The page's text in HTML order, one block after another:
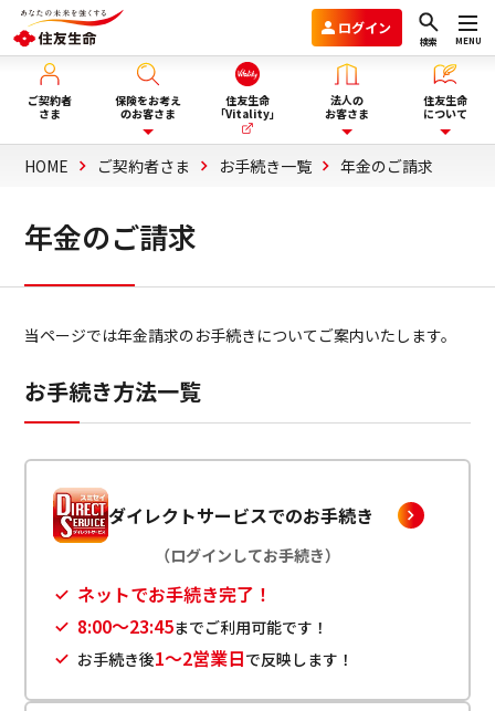
ログイン
検索 MENU
ご契約者
さま
保険をお考え
のお客さま
保険を選ぶ
商品一覧
ぶ
保険選びにお悩みの方へ
ぴったり保険セレクター
住友生命
「Vitality」
法人の
お客さま
企業年金のお客さま
団体保険と財形保険のお客さま
ウェルビーイング向上サービス
Vitality福利厚生タイプ
ビジネスサポートプログラム
住友生命
について
住友生命グループVision2030
会社情報
サステナビリティ
採用情報
HOME ご契約者さま お手続き一覧 年金のご請求
年金のご請求
当ページでは年金請求のお手続きについてご案内いたします。
お手続き方法一覧
ダイレクトサービスでのお手続き
（ログインしてお手続き）
ネットでお手続き完了！
8:00～23:45までご利用可能です！
お手続き後1～2営業日で反映します！